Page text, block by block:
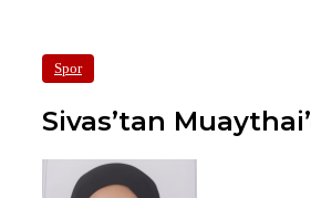
Spor
Sivas’tan